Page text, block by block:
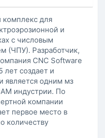
для
и
с числовым
(ЧПУ). Разработчик,
CNC Software
лет создает и
является одним мз
индустрии. По
компании
первое место в
количеству